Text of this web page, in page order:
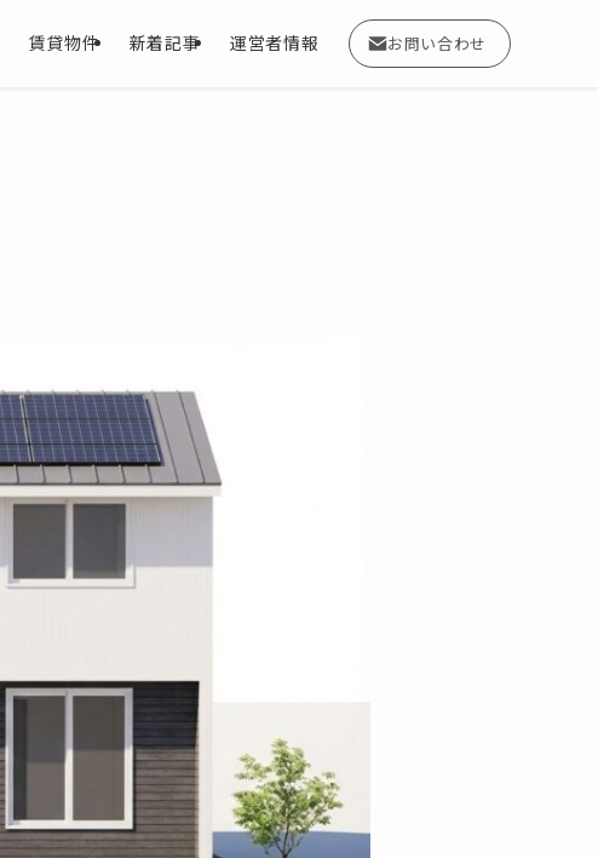
賃貸物件 新着記事 運営者情報 お問い合わせ